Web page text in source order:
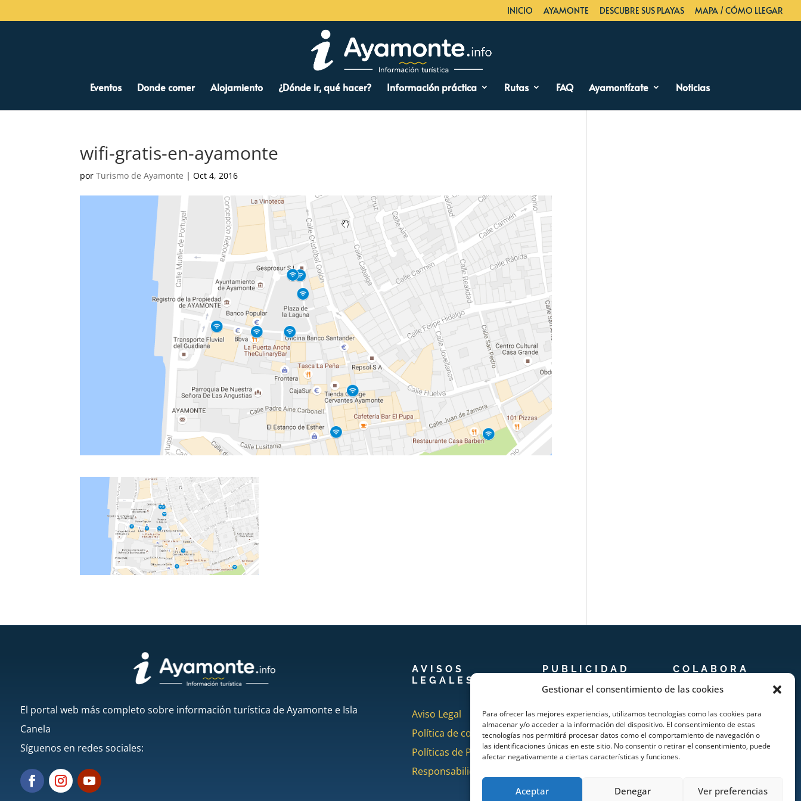
Gestionar el consentimiento de las cookies
Para ofrecer las mejores experiencias, utilizamos tecnologías como las cookies para
almacenar y/o acceder a la información del dispositivo. El consentimiento de estas
tecnologías nos permitirá procesar datos como el comportamiento de navegación o
las identificaciones únicas en este sitio. No consentir o retirar el consentimiento, puede
afectar negativamente a ciertas características y funciones.
Aceptar Denegar Ver preferencias
INICIO AYAMONTE DESCUBRE SUS PLAYAS MAPA / CÓMO LLEGAR
Eventos Donde comer Alojamiento ¿Dónde ir, qué hacer? Información práctica Rutas FAQ Ayamontízate Noticias
wifi-gratis-en-ayamonte
porTurismo de Ayamonte |Oct 4, 2016
El portal web más completo sobre información turística de Ayamonte e Isla
Canela
Síguenos en redes sociales:
AVISOS
LEGALES
Aviso Legal
Política de cookies
Políticas de Privacidad
Responsabilidad
PUBLICIDAD
Publicidad
Quienes somos
COLABORA
Añadir Restaurante &
Bar
Añadir Alojamiento